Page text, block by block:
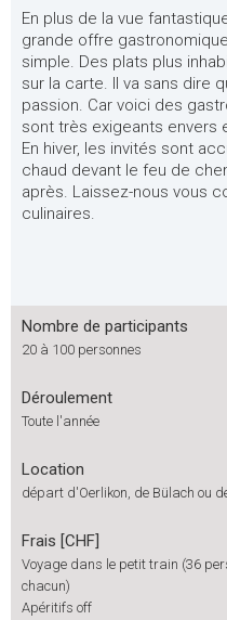
En plus de la vue
grande offre
simple. Des plats plus
sur la carte. Il va sans dire
passion. Car voici des
sont très exigeants envers
En hiver, les invités sont
chaud devant le feu de
après. Laissez-nous vous
culinaires.
Nombre de participants
20 à 100 personnes
Déroulement
Toute l'année
Location
départ d'Oerlikon, de Bülach ou
Frais [CHF]
Voyage dans le petit train (36
chacun)
Apéritifs off